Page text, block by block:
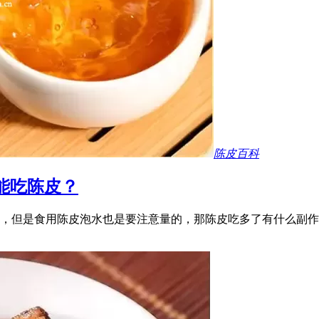
陈皮百科
吃陈皮？
但是食用陈皮泡水也是要注意量的，那陈皮吃多了有什么副